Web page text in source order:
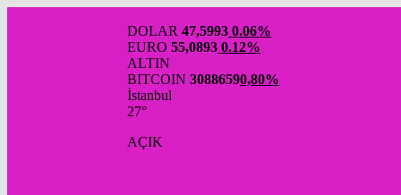
DOLAR 47,5993 0.06%
EURO 55,0893 0.12%
ALTIN
BITCOIN 30886590,80%
İstanbul
27°
AÇIK